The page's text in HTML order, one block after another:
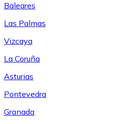
Baleares
Las Palmas
Vizcaya
La Coruña
Asturias
Pontevedra
Granada